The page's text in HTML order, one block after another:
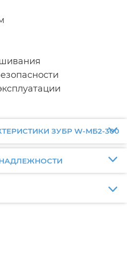
ЗУБР W-МБ2-300